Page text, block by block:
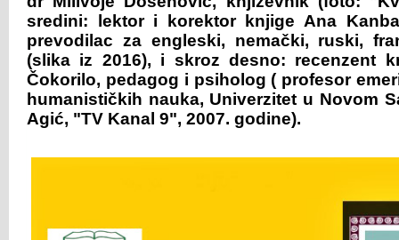
sredini: lektor i korektor knjige Ana
prevodilac za engleski, nemački, ruski,
(slika iz 2016), i skroz desno: recenzent
Čokorilo, pedagog i psiholog ( profesor
humanističkih nauka, Univerzitet u Novom
Agić, "TV Kanal 9", 2007. godine).